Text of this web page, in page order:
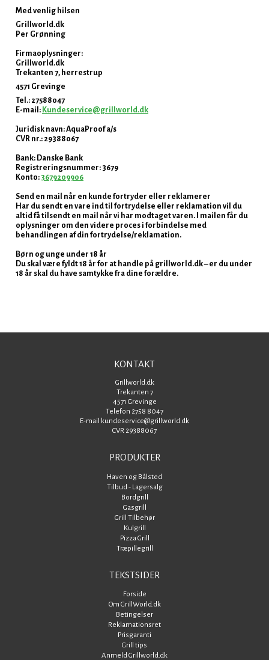
Med venlig hilsen
Grillworld.dk
Per Grønning
Firmaoplysninger:
Grillworld.dk
Trekanten 7, herrestrup
4571 Grevinge
Tel.: 27588047
E-mail: Kundeservice@grillworld.dk
Juridisk navn: AquaProof a/s
CVR nr.: 29388067
Bank: Danske Bank
Registreringsnummer: 3679
Konto: 3679209906
Send en mail når en kunde fortryder eller reklamerer
Har du sendt en vare ind til fortrydelse eller reklamation vil du
altid få tilsendt en mail når vi har modtaget varen. I mailen får du
oplysninger om den videre proces i forbindelse med
behandlingen af din fortrydelse/reklamation.
Børn og unge under 18 år
Du skal være fyldt 18 år for at handle på grillworld.dk – er du under
18 år skal du have samtykke fra dine forældre.
KONTAKT
Grillworld.dk
Trekanten 7
4571 Grevinge
Telefon 2758 8047
E-mail kundeservice@grillworld.dk
CVR 29388067
PRODUKTER
Haven og Bålsted
Tilbud - Lagersalg
Bordgrill
Gasgrill
Grill Tilbehør
Kulgrill
Pizza Grill
Træpillegrill
TEKSTSIDER
Forside
Om GrillWorld.dk
Betingelser
Reklamationsret
Prisgaranti
Grill tips
Anmeld Grillworld.dk